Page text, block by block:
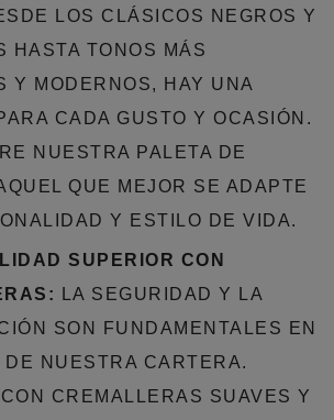
LOS CLÁSICOS NEGROS Y
HASTA TONOS MÁS
Y MODERNOS, HAY UNA
CADA GUSTO Y OCASIÓN.
NUESTRA PALETA DE
QUE MEJOR SE ADAPTE
Y ESTILO DE VIDA.
SUPERIOR CON
LA SEGURIDAD Y LA
SON FUNDAMENTALES EN
DE NUESTRA CARTERA.
CREMALLERAS SUAVES Y